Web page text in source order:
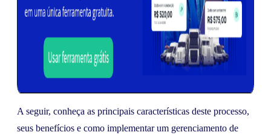
A seguir, conheça as principais características deste processo,
seus benefícios e como implementar um gerenciamento de